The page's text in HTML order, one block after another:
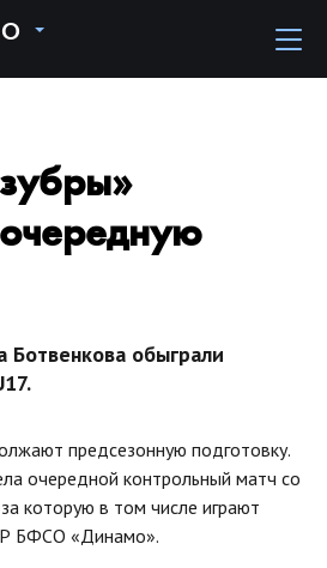
обыграли
предсезонную подготовку.
очередной контрольный матч со
которую в том числе играют
БФСО «Динамо».